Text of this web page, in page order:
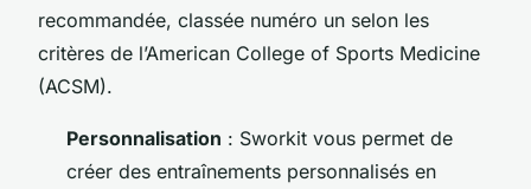
recommandée, classée numéro un selon les
critères de l’American College of Sports Medicine
(ACSM).
Personnalisation : Sworkit vous permet de
créer des entraînements personnalisés en